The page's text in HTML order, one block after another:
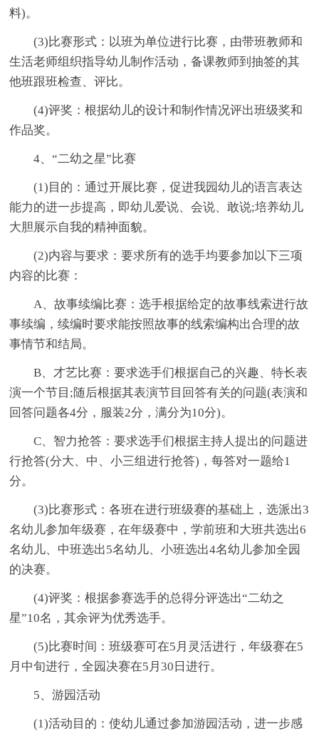
料)。
(3)比赛形式：以班为单位进行比赛，由带班教师和
生活老师组织指导幼儿制作活动，备课教师到抽签的其
他班跟班检查、评比。
(4)评奖：根据幼儿的设计和制作情况评出班级奖和
作品奖。
4、“二幼之星”比赛
(1)目的：通过开展比赛，促进我园幼儿的语言表达
能力的进一步提高，即幼儿爱说、会说、敢说;培养幼儿
大胆展示自我的精神面貌。
(2)内容与要求：要求所有的选手均要参加以下三项
内容的比赛：
A、故事续编比赛：选手根据给定的故事线索进行故
事续编，续编时要求能按照故事的线索编构出合理的故
事情节和结局。
B、才艺比赛：要求选手们根据自己的兴趣、特长表
演一个节目;随后根据其表演节目回答有关的问题(表演和
回答问题各4分，服装2分，满分为10分)。
C、智力抢答：要求选手们根据主持人提出的问题进
行抢答(分大、中、小三组进行抢答)，每答对一题给1
分。
(3)比赛形式：各班在进行班级赛的基础上，选派出3
名幼儿参加年级赛，在年级赛中，学前班和大班共选出6
名幼儿、中班选出5名幼儿、小班选出4名幼儿参加全园
的决赛。
(4)评奖：根据参赛选手的总得分评选出“二幼之
星”10名，其余评为优秀选手。
(5)比赛时间：班级赛可在5月灵活进行，年级赛在5
月中旬进行，全园决赛在5月30日进行。
5、游园活动
(1)活动目的：使幼儿通过参加游园活动，进一步感